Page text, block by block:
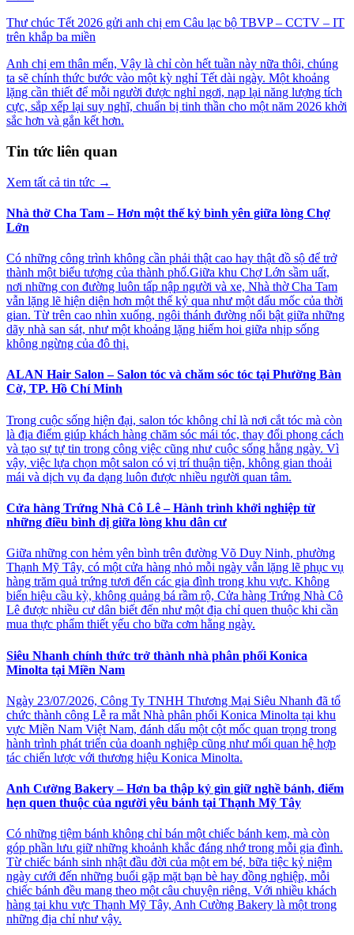
Thư chúc Tết 2026 gửi anh chị em Câu lạc bộ TBVP – CCTV – IT
trên khắp ba miền
Anh chị em thân mến, Vậy là chỉ còn hết tuần này nữa thôi, chúng
ta sẽ chính thức bước vào một kỳ nghỉ Tết dài ngày. Một khoảng
lặng cần thiết để mỗi người được nghỉ ngơi, nạp lại năng lượng tích
cực, sắp xếp lại suy nghĩ, chuẩn bị tinh thần cho một năm 2026 khởi
sắc hơn và gắn kết hơn.
Tin tức liên quan
Xem tất cả tin tức →
Nhà thờ Cha Tam – Hơn một thế kỷ bình yên giữa lòng Chợ
Lớn
Có những công trình không cần phải thật cao hay thật đồ sộ để trở
thành một biểu tượng của thành phố.Giữa khu Chợ Lớn sầm uất,
nơi những con đường luôn tấp nập người và xe, Nhà thờ Cha Tam
vẫn lặng lẽ hiện diện hơn một thế kỷ qua như một dấu mốc của thời
gian. Từ trên cao nhìn xuống, ngôi thánh đường nổi bật giữa những
dãy nhà san sát, như một khoảng lặng hiếm hoi giữa nhịp sống
không ngừng của đô thị.
ALAN Hair Salon – Salon tóc và chăm sóc tóc tại Phường Bàn
Cờ, TP. Hồ Chí Minh
Trong cuộc sống hiện đại, salon tóc không chỉ là nơi cắt tóc mà còn
là địa điểm giúp khách hàng chăm sóc mái tóc, thay đổi phong cách
và tạo sự tự tin trong công việc cũng như cuộc sống hằng ngày. Vì
vậy, việc lựa chọn một salon có vị trí thuận tiện, không gian thoải
mái và dịch vụ đa dạng luôn được nhiều người quan tâm.
Cửa hàng Trứng Nhà Cô Lê – Hành trình khởi nghiệp từ
những điều bình dị giữa lòng khu dân cư
Giữa những con hẻm yên bình trên đường Võ Duy Ninh, phường
Thạnh Mỹ Tây, có một cửa hàng nhỏ mỗi ngày vẫn lặng lẽ phục vụ
hàng trăm quả trứng tươi đến các gia đình trong khu vực. Không
biển hiệu cầu kỳ, không quảng bá rầm rộ, Cửa hàng Trứng Nhà Cô
Lê được nhiều cư dân biết đến như một địa chỉ quen thuộc khi cần
mua thực phẩm thiết yếu cho bữa cơm hằng ngày.
Siêu Nhanh chính thức trở thành nhà phân phối Konica
Minolta tại Miền Nam
Ngày 23/07/2026, Công Ty TNHH Thương Mại Siêu Nhanh đã tổ
chức thành công Lễ ra mắt Nhà phân phối Konica Minolta tại khu
vực Miền Nam Việt Nam, đánh dấu một cột mốc quan trọng trong
hành trình phát triển của doanh nghiệp cũng như mối quan hệ hợp
tác chiến lược với thương hiệu Konica Minolta.
Anh Cường Bakery – Hơn ba thập kỷ gìn giữ nghề bánh, điểm
hẹn quen thuộc của người yêu bánh tại Thạnh Mỹ Tây
Có những tiệm bánh không chỉ bán một chiếc bánh kem, mà còn
góp phần lưu giữ những khoảnh khắc đáng nhớ trong mỗi gia đình.
Từ chiếc bánh sinh nhật đầu đời của một em bé, bữa tiệc kỷ niệm
ngày cưới đến những buổi gặp mặt bạn bè hay đồng nghiệp, mỗi
chiếc bánh đều mang theo một câu chuyện riêng. Với nhiều khách
hàng tại khu vực Thạnh Mỹ Tây, Anh Cường Bakery là một trong
những địa chỉ như vậy.